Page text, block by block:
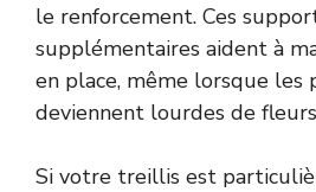
le renforcement. Ces
supplémentaires aident à
en place, même lorsque les
deviennent lourdes de
Si votre treillis est